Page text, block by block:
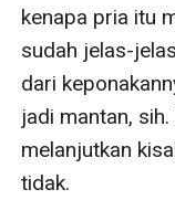
kenapa pria itu
sudah jelas-
dari
jadi mantan,
melanjutkan
tidak.